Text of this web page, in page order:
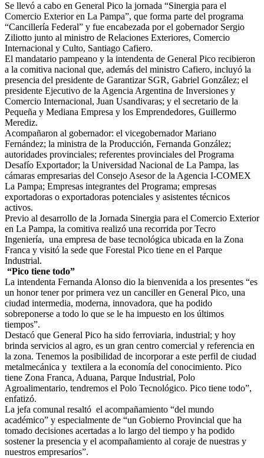
Se llevó a cabo en General Pico la jornada “Sinergia para el
Comercio Exterior en La Pampa”, que forma parte del programa
“Cancillería Federal” y fue encabezada por el gobernador Sergio
Ziliotto junto al ministro de Relaciones Exteriores, Comercio
Internacional y Culto, Santiago Cafiero.
El mandatario pampeano y la intendenta de General Pico recibieron
a la comitiva nacional que, además del ministro Cafiero, incluyó la
presencia del presidente de Garantizar SGR, Gabriel González; el
presidente Ejecutivo de la Agencia Argentina de Inversiones y
Comercio Internacional, Juan Usandivaras; y el secretario de la
Pequeña y Mediana Empresa y los Emprendedores, Guillermo
Merediz.
Acompañaron al gobernador: el vicegobernador Mariano
Fernández; la ministra de la Producción, Fernanda González;
autoridades provinciales; referentes provinciales del Programa
Desafío Exportador; la Universidad Nacional de La Pampa, las
cámaras empresarias del Consejo Asesor de la Agencia I-COMEX
La Pampa; Empresas integrantes del Programa; empresas
exportadoras o exportadoras potenciales y asistentes técnicos
activos.
Previo al desarrollo de la Jornada Sinergia para el Comercio Exterior
en La Pampa, la comitiva realizó una recorrida por Tecro
Ingeniería, una empresa de base tecnológica ubicada en la Zona
Franca y visitó la sede que Forestal Pico tiene en el Parque
Industrial.
“Pico tiene todo”
La intendenta Fernanda Alonso dio la bienvenida a los presentes “es
un honor tener por primera vez un canciller en General Pico, una
ciudad intermedia, moderna, innovadora, que ha podido
sobreponerse a todo lo que se le ha impuesto en los últimos
tiempos”.
Destacó que General Pico ha sido ferroviaria, industrial; y hoy
brinda servicios al agro, es un gran centro comercial y referencia en
la zona. Tenemos la posibilidad de incorporar a este perfil de ciudad
metalmecánica y textilera a la economía del conocimiento. Pico
tiene Zona Franca, Aduana, Parque Industrial, Polo
Agroalimentario, tendremos el Polo Tecnológico. Pico tiene todo”,
enfatizó.
La jefa comunal resaltó el acompañamiento “del mundo
académico” y especialmente de “un Gobierno Provincial que ha
tomado decisiones acertadas a lo largo del tiempo y ha podido
sostener la presencia y el acompañamiento al coraje de nuestras y
nuestros empresarios”.